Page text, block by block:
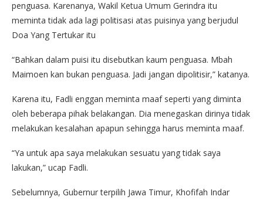
penguasa. Karenanya, Wakil Ketua Umum Gerindra itu
meminta tidak ada lagi politisasi atas puisinya yang berjudul
Doa Yang Tertukar itu
“Bahkan dalam puisi itu disebutkan kaum penguasa. Mbah
Maimoen kan bukan penguasa. Jadi jangan dipolitisir,” katanya.
Karena itu, Fadli enggan meminta maaf seperti yang diminta
oleh beberapa pihak belakangan. Dia menegaskan dirinya tidak
melakukan kesalahan apapun sehingga harus meminta maaf.
“Ya untuk apa saya melakukan sesuatu yang tidak saya
lakukan,” ucap Fadli.
Sebelumnya, Gubernur terpilih Jawa Timur, Khofifah Indar